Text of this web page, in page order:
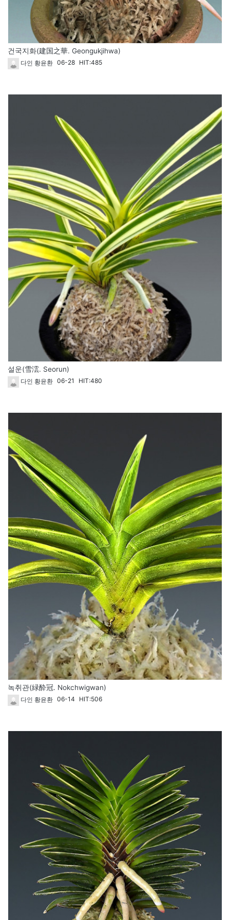
건국지화(建国之華. Geongukjihwa)
다인 황윤환 06-28 HIT:485
설운(雪澐. Seorun)
다인 황윤환 06-21 HIT:480
녹취관(緑酔冠. Nokchwigwan)
다인 황윤환 06-14 HIT:506